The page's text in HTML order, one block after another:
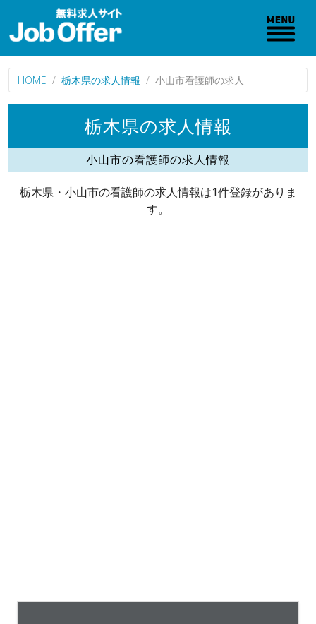
HOME 栃木県の求人情報 小山市看護師の求人
栃木県の求人情報
小山市の看護師の求人情報
栃木県・小山市の看護師の求人情報は1件登録がありま
す。